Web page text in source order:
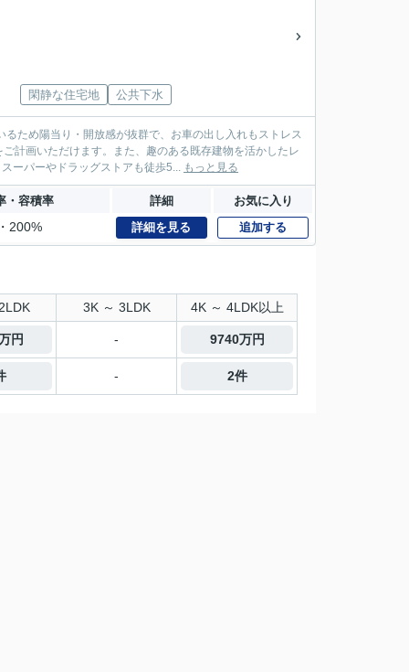
閑静な住宅地 公共下水
ため陽当り・開放感が抜群で、お車の出し入れもストレス
計画いただけます。また、趣のある既存建物を活かしたレ
鉄「くいな橋」駅徒歩8分、スーパーやドラッグストアも徒歩5... もっと見る
・容積率 詳細 お気に入り
200% 詳細を見る 追加する
3K ～ 3LDK 4K ～ 4LDK以上
円 - 9740万円
- 2件